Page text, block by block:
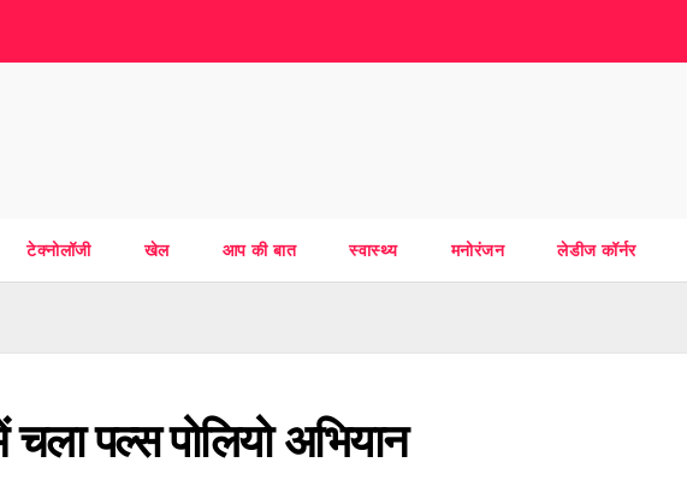
टेक्नोलॉजी खेल आप की बात स्वास्थ्य मनोरंजन लेडीज कॉर्नर
चला पल्स पोलियो अभियान